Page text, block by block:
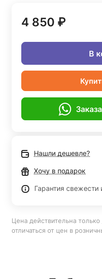
4 850 ₽
В
Нашли дешевле?
Хочу в подарок
Гарантия свежести
Цена действительна
отличаться от цен в